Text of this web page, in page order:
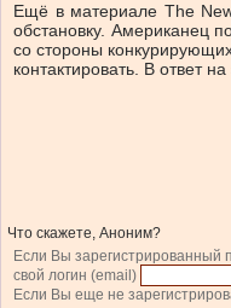
Ещё в материале The
обстановку. Американец
со стороны
контактировать. В ответ
Что скажете, Аноним?
Если Вы зарегистрированный
свой логин (email)
Если Вы еще не